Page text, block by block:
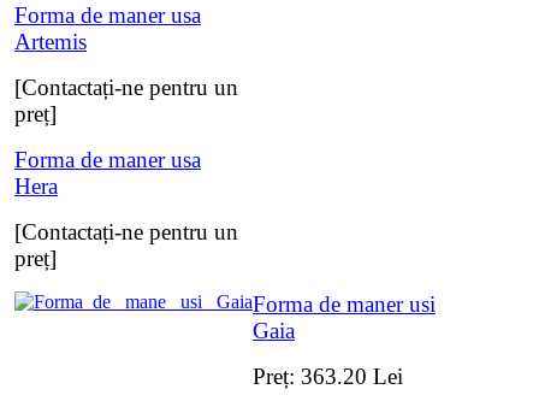
Forma de maner usa
Artemis
[Contactați-ne pentru un
preț]
Forma de maner usa
Hera
[Contactați-ne pentru un
preț]
Forma de maner usi
Gaia
Preț: 363.20 Lei